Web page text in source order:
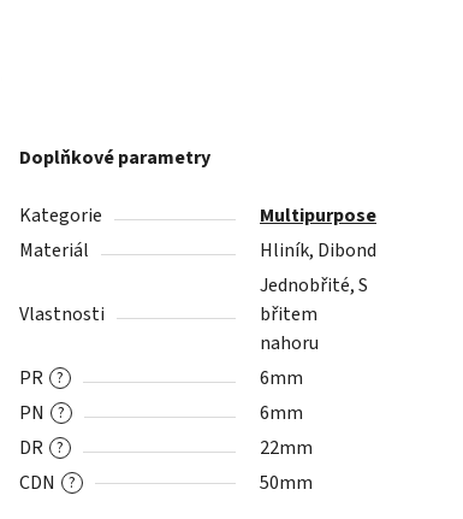
Doplňkové parametry
Kategorie
Multipurpose
Materiál
Hliník, Dibond
Vlastnosti
Jednobřité, S
břitem
nahoru
?
PR 6mm
?
PN 6mm
?
DR 22mm
?
CDN 50mm